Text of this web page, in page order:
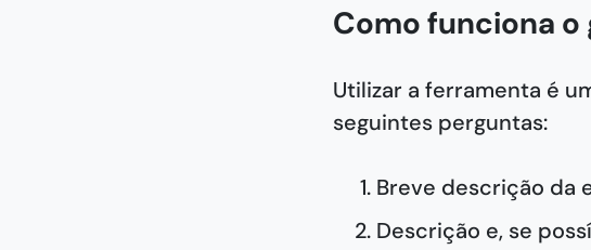
Como funciona
Utilizar a ferramenta é
seguintes perguntas:
Breve descrição da
Descrição e, se